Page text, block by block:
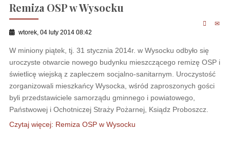
Remiza OSP w Wysocku
wtorek, 04 luty 2014 08:42
W miniony piątek, tj. 31 stycznia 2014r. w Wysocku odbyło się
uroczyste otwarcie nowego budynku mieszczącego remizę OSP i
świetlicę wiejską z zapleczem socjalno-sanitarnym. Uroczystość
zorganizowali mieszkańcy Wysocka, wśród zaproszonych gości
byli przedstawiciele samorządu gminnego i powiatowego,
Państwowej i Ochotniczej Straży Pożarnej, Ksiądz Proboszcz.
Czytaj więcej: Remiza OSP w Wysocku